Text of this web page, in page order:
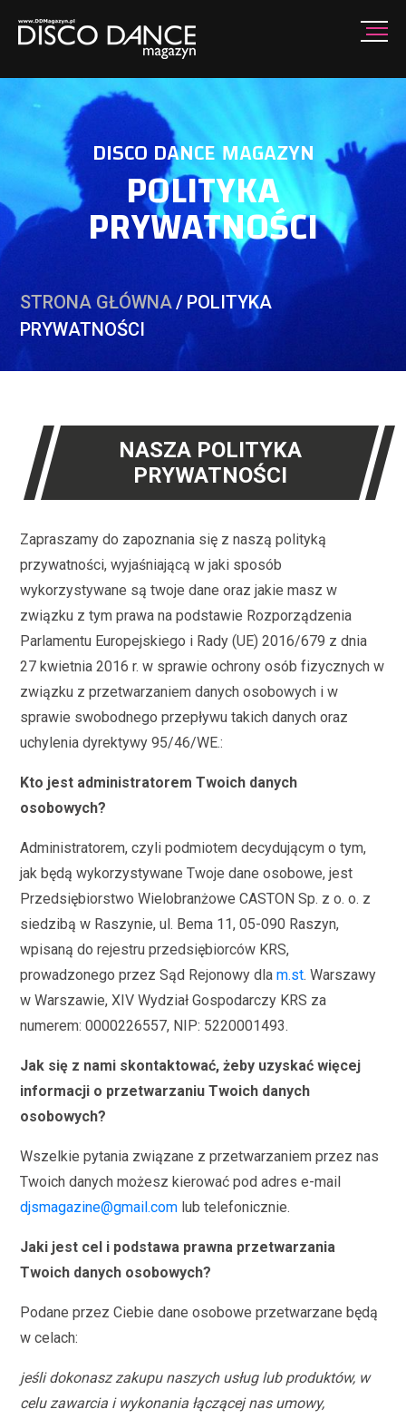
DISCO DANCE MAGAZYN
POLITYKA
PRYWATNOŚCI
STRONA GŁÓWNA/ POLITYKA
PRYWATNOŚCI
NASZA POLITYKA
PRYWATNOŚCI
Zapraszamy do zapoznania się z naszą polityką
przywatności, wyjaśniającą w jaki sposób
wykorzystywane są twoje dane oraz jakie masz w
związku z tym prawa na podstawie Rozporządzenia
Parlamentu Europejskiego i Rady (UE) 2016/679 z dnia
27 kwietnia 2016 r. w sprawie ochrony osób fizycznych w
związku z przetwarzaniem danych osobowych i w
sprawie swobodnego przepływu takich danych oraz
uchylenia dyrektywy 95/46/WE.:
Kto jest administratorem Twoich danych
osobowych?
Administratorem, czyli podmiotem decydującym o tym,
jak będą wykorzystywane Twoje dane osobowe, jest
Przedsiębiorstwo Wielobranżowe CASTON Sp. z o. o. z
siedzibą w Raszynie, ul. Bema 11, 05-090 Raszyn,
wpisaną do rejestru przedsiębiorców KRS,
prowadzonego przez Sąd Rejonowy dlam.st. Warszawy
w Warszawie, XIV Wydział Gospodarczy KRS za
numerem: 0000226557, NIP: 5220001493.
Jak się z nami skontaktować, żeby uzyskać więcej
informacji o przetwarzaniu Twoich danych
osobowych?
Wszelkie pytania związane z przetwarzaniem przez nas
Twoich danych możesz kierować pod adres e-mail
djsmagazine@gmail.com lub telefonicznie.
Jaki jest cel i podstawa prawna przetwarzania
Twoich danych osobowych?
Podane przez Ciebie dane osobowe przetwarzane będą
w celach:
jeśli dokonasz zakupu naszych usług lub produktów, w
celu zawarcia i wykonania łączącej nas umowy,